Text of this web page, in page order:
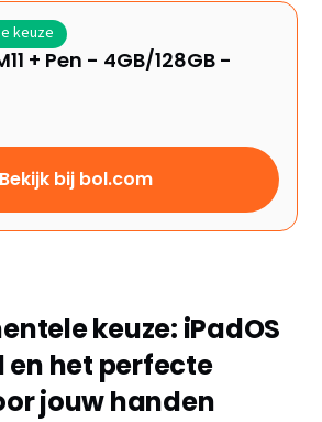
keuze
+ Pen - 4GB/128GB -
Bekijk bij bol.com
keuze: iPadOS
en het perfecte
jouw handen